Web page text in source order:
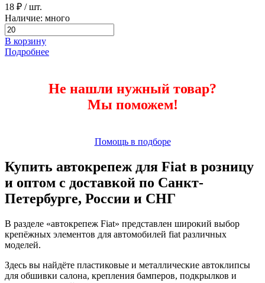
18 ₽ / шт.
Наличие: много
В корзину
Подробнее
Не нашли нужный товар?
Мы поможем!
Помощь в подборе
Купить автокрепеж для Fiat в розницу
и оптом с доставкой по Санкт-
Петербурге, России и СНГ
В разделе «автокрепеж Fiat» представлен широкий выбор
крепёжных элементов для автомобилей fiat различных
моделей.
Здесь вы найдёте пластиковые и металлические автоклипсы
для обшивки салона, крепления бамперов, подкрылков и